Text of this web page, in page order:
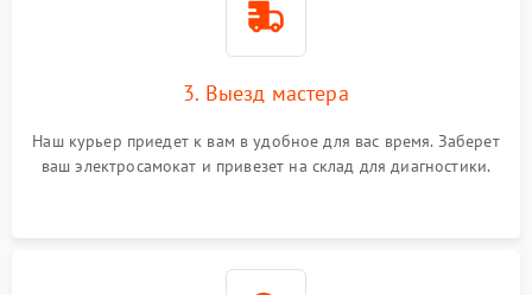
3. Выезд мастера
Наш курьер приедет к вам в удобное для вас время. Заберет
ваш электросамокат и привезет на склад для диагностики.